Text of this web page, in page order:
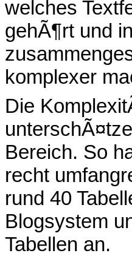
welches
gehÃ¶rt und
komplexer
Die
Bereich. So
recht
rund 40
Blogsystem
Tabellen an.